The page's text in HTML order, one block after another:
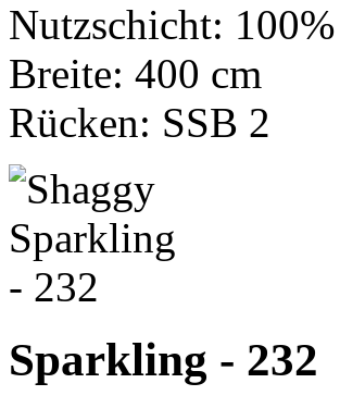
Nutzschicht:
Breite: 400 cm
Rücken: SSB 2
Sparkling - 232